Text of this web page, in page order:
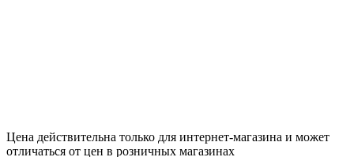
Цена действительна только для интернет-магазина и может
отличаться от цен в розничных магазинах